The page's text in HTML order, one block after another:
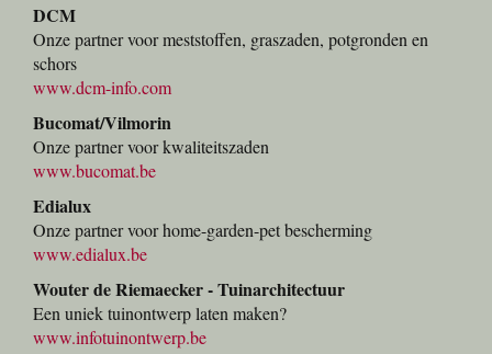
DCM
Onze partner voor meststoffen, graszaden, potgronden en
schors
www.dcm-info.com
Bucomat/Vilmorin
Onze partner voor kwaliteitszaden
www.bucomat.be
Edialux
Onze partner voor home-garden-pet bescherming
www.edialux.be
Wouter de Riemaecker - Tuinarchitectuur
Een uniek tuinontwerp laten maken?
www.infotuinontwerp.be